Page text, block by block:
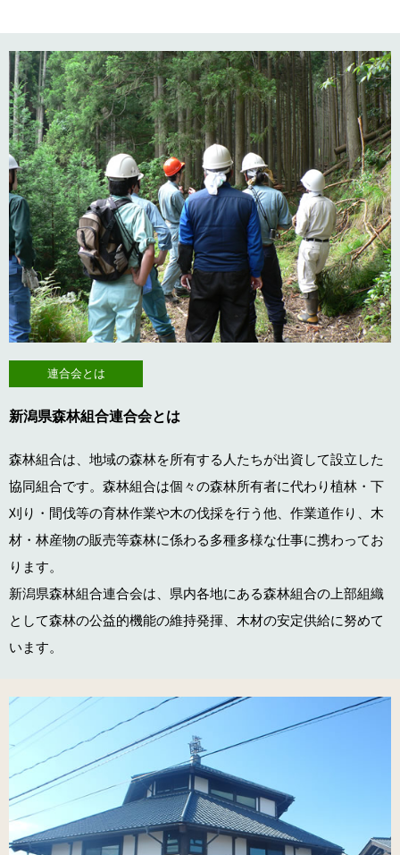
連合会とは
新潟県森林組合連合会とは
森林組合は、地域の森林を所有する人たちが出資して設立した
協同組合です。森林組合は個々の森林所有者に代わり植林・下
刈り・間伐等の育林作業や木の伐採を行う他、作業道作り、木
材・林産物の販売等森林に係わる多種多様な仕事に携わってお
ります。
新潟県森林組合連合会は、県内各地にある森林組合の上部組織
として森林の公益的機能の維持発揮、木材の安定供給に努めて
います。